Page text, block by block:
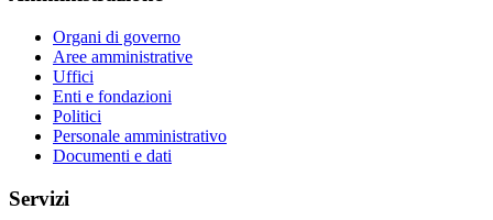
Organi di governo
Aree amministrative
Uffici
Enti e fondazioni
Politici
Personale amministrativo
Documenti e dati
Servizi